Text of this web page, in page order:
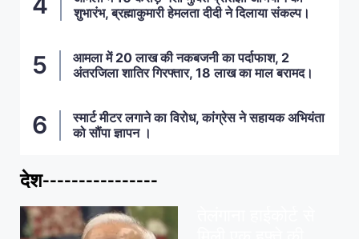
शुभारंभ, ब्रह्माकुमारी हेमलता दीदी ने दिलाया संकल्प।
आमला में 20 लाख की नकबजनी का पर्दाफाश, 2
अंतरजिला शातिर गिरफ्तार, 18 लाख का माल बरामद।
स्मार्ट मीटर लगाने का विरोध, कांग्रेस ने सहायक अभियंता
को सौंपा ज्ञापन ।
देश----------------